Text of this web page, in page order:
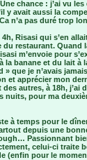
chance : j’ai vu
y avait aussi la
n’a pas duré trop
Risasi qui s’en
restaurant. Quand
m’envoie pour
la banane et du lait à
» que je n’avais
et apprécier mon
autres, à 18h, j’ai
nuits, pour ma
à temps pour le
depuis une
Passionnant
celui-ci traite
(enfin pour le